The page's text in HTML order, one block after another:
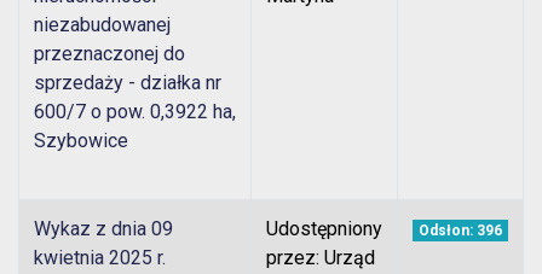
niezabudowanej
przeznaczonej do
sprzedaży - działka nr
600/7 o pow. 0,3922 ha,
Szybowice
Wykaz z dnia 09
kwietnia 2025 r.
Udostępniony
przez: Urząd
Odsłon: 396